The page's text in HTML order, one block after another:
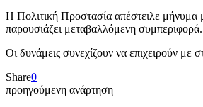
Η Πολιτική Προστασία απέστειλε μήνυμα
παρουσιάζει μεταβαλλόμενη συμπεριφορά.
Οι δυνάμεις συνεχίζουν να επιχειρούν
Share0
προηγούμενη ανάρτηση